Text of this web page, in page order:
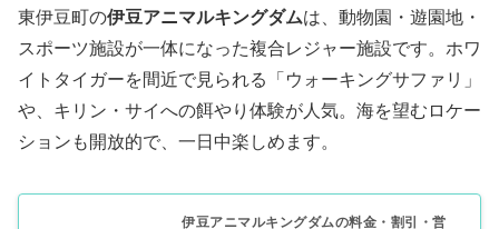
東伊豆町の伊豆アニマルキングダムは、動物園・遊園地・
スポーツ施設が一体になった複合レジャー施設です。ホワ
イトタイガーを間近で見られる「ウォーキングサファリ」
や、キリン・サイへの餌やり体験が人気。海を望むロケー
ションも開放的で、一日中楽しめます。
伊豆アニマルキングダムの料金・割引・営